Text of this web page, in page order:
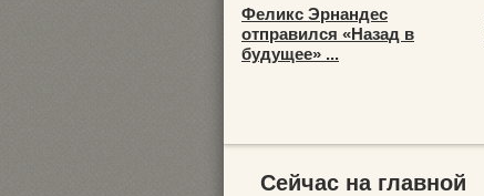
Феликс Эрнандес
отправился «Назад в
будущее» ...
Сейчас на главной